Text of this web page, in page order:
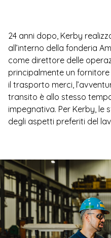
24 anni dopo, Kerby
all’interno della fonderia
come direttore delle
principalmente un
il trasporto merci,
transito è allo stesso
impegnativa. Per Kerby, le
degli aspetti preferiti del